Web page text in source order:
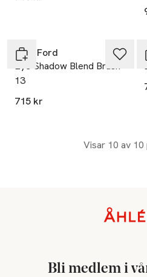
Tom Ford
Eye Shadow Blend Brush
13
715 kr
Visar 10 av
Bli medlem i